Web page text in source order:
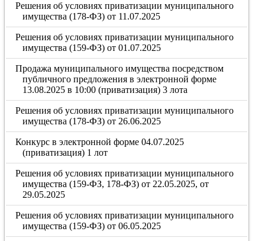
Решения об условиях приватизации муниципального
имущества (178-ФЗ) от 11.07.2025
Решения об условиях приватизации муниципального
имущества (159-ФЗ) от 01.07.2025
Продажа муниципального имущества посредством
публичного предложения в электронной форме
13.08.2025 в 10:00 (приватизация) 3 лота
Решения об условиях приватизации муниципального
имущества (178-ФЗ) от 26.06.2025
Конкурс в электронной форме 04.07.2025
(приватизация) 1 лот
Решения об условиях приватизации муниципального
имущества (159-ФЗ, 178-ФЗ) от 22.05.2025, от
29.05.2025
Решения об условиях приватизации муниципального
имущества (159-ФЗ) от 06.05.2025